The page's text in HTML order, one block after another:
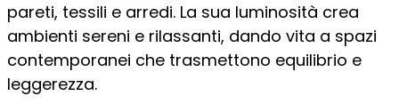
pareti, tessili e arredi. La sua luminosità crea
ambienti sereni e rilassanti, dando vita a spazi
contemporanei che trasmettono equilibrio e
leggerezza.